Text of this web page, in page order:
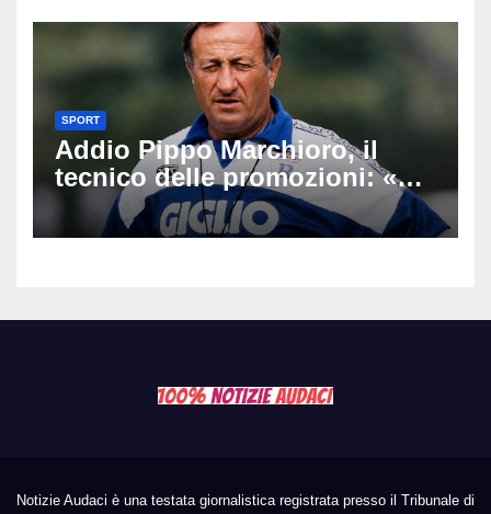
SPORT
Addio Pippo Marchioro, il
tecnico delle promozioni: «Ha
scritto pagine indimenticabili
del nostro calcio»
Notizie Audaci è una testata giornalistica registrata presso il Tribunale di